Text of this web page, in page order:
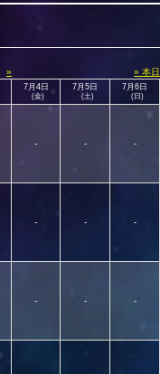
» » 本日
7月4日
(金)
7月5日
(土)
7月6日
(日)
- - -
- - -
- - -